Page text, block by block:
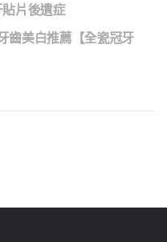
片後遺症
齒美白推薦【全瓷冠牙